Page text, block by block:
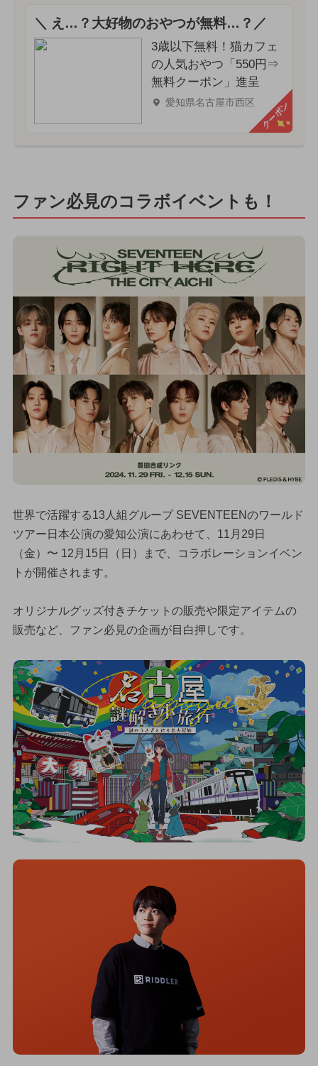
＼ え…？大好物のおやつが無料…？／
3歳以下無料！猫カフェ
の人気おやつ「550円⇒
無料クーポン」進呈
愛知県名古屋市西区 クーポン
ファン必見のコラボイベントも！
世界で活躍する13人組グループ SEVENTEENのワールド
ツアー日本公演の愛知公演にあわせて、11月29日
（金）〜 12月15日（日）まで、コラボレーションイベン
トが開催されます。
オリジナルグッズ付きチケットの販売や限定アイテムの
販売など、ファン必見の企画が目白押しです。